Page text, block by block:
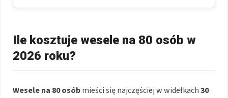
Ile kosztuje wesele na 80 osób w
2026 roku?
Wesele na 80 osóbmieści się najczęściej w widełkach30